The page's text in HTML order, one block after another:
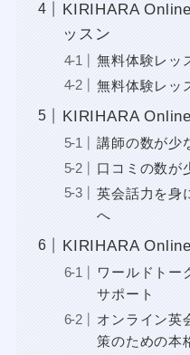
KIRIHARA
ッスン
無料体験レッ
無料体験レッ
KIRIHARA
講師の数が少
口コミの数が
英会話力を身
へ
KIRIHARA
ワールドトー
サポート
オンライン英
策のための本